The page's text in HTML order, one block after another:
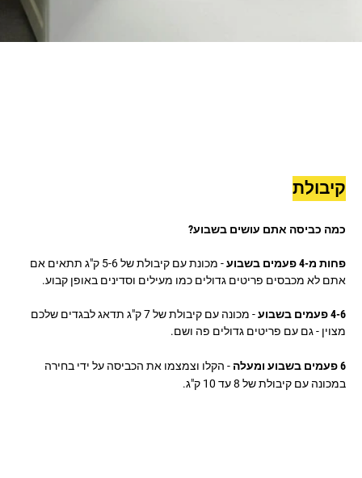
קיבולת
כמה כביסה אתם עושים בשבוע?
פחות מ-4 פעמים בשבוע
- מכונת עם קיבולת של 5-6 ק"ג תתאים אם
אתם לא מכבסים פריטים גדולים כמו מעילים וסדינים באופן קבוע.
4-6 פעמים בשבוע
- מכונה עם קיבולת של 7 ק"ג תדאג לבגדים שלכם
מצוין - גם עם פריטים גדולים פה ושם.
6 פעמים בשבוע ומעלה
- הקלו וצמצמו את הכביסה על ידי בחירה
במכונה עם קיבולת של 8 עד 10 ק"ג.